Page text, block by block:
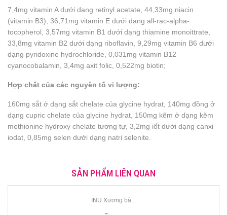
7,4mg vitamin A dưới dạng retinyl acetate, 44,33mg niacin
(vitamin B3), 36,71mg vitamin E dưới dạng all-rac-alpha-
tocopherol, 3,57mg vitamin B1 dưới dạng thiamine monoittrate,
33,8mg vitamin B2 dưới dạng riboflavin, 9,29mg vitamin B6 dưới
dạng pyridoxine hydrochloride, 0,031mg vitamin B12
cyanocobalamin, 3,4mg axit folic, 0,522mg biotin;
Hợp chất của các nguyên tố vi lượng:
160mg sắt ở dạng sắt chelate của glycine hydrat, 140mg đồng ở
dạng cupric chelate của glycine hydrat, 150mg kẽm ở dạng kẽm
methionine hydroxy chelate tương tự, 3,2mg iốt dưới dạng canxi
iodat, 0,85mg selen dưới dạng natri selenite.
SẢN PHẨM LIÊN QUAN
INU Xương bà...